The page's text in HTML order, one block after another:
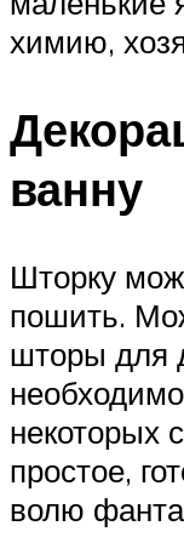
химию,
ванну
Шторку
пошить.
шторы для
некоторых
простое,
волю